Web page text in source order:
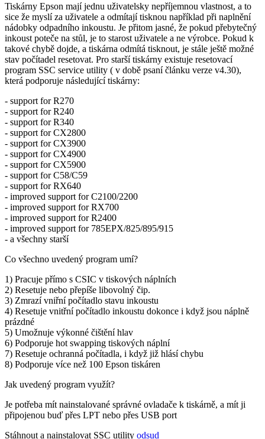
Tiskárny Epson mají jednu uživatelsky nepříjemnou vlastnost, a to
sice že myslí za uživatele a odmítají tisknou například při naplnění
nádobky odpadního inkoustu. Je přitom jasné, že pokud přebytečný
inkoust poteče na stůl, je to starost uživatele a ne výrobce. Pokud k
takové chybě dojde, a tiskárna odmítá tisknout, je stále ještě možné
stav počítadel resetovat. Pro starší tiskárny existuje resetovací
program SSC service utility ( v době psaní článku verze v4.30),
která podporuje následující tiskárny:
- support for R270
- support for R240
- support for R340
- support for CX2800
- support for CX3900
- support for CX4900
- support for CX5900
- support for C58/C59
- support for RX640
- improved support for C2100/2200
- improved support for RX700
- improved support for R2400
- improved support for 785EPX/825/895/915
- a všechny starší
Co všechno uvedený program umí?
1) Pracuje přímo s CSIC v tiskových náplních
2) Resetuje nebo přepíše libovolný čip.
3) Zmrazí vniřní počítadlo stavu inkoustu
4) Resetuje vnitřní počítadlo inkoustu dokonce i když jsou náplně
prázdné
5) Umožnuje výkonné čištění hlav
6) Podporuje hot swapping tiskových náplní
7) Resetuje ochranná počítadla, i když již hlásí chybu
8) Podporuje více než 100 Epson tiskáren
Jak uvedený program využít?
Je potřeba mít nainstalované správné ovladače k tiskárně, a mít ji
připojenou buď přes LPT nebo přes USB port
Stáhnout a nainstalovat SSC utility odsud